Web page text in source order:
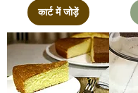
कार्ट में जोड़ें